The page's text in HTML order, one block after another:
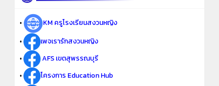
•
KM ครูโรงเรียนสงวนหญิง
•
เพจเรารักสงวนหญิง
•
AFS เขตสุพรรณบุรี
•
โครงการ Education Hub